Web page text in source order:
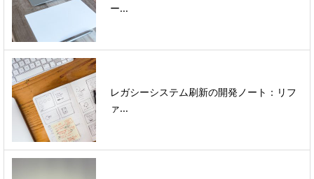
ー...
レガシーシステム刷新の開発ノート：リフ
ァ...